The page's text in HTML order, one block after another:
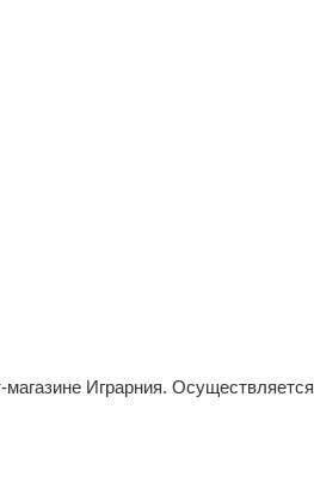
Играрния. Осуществляется